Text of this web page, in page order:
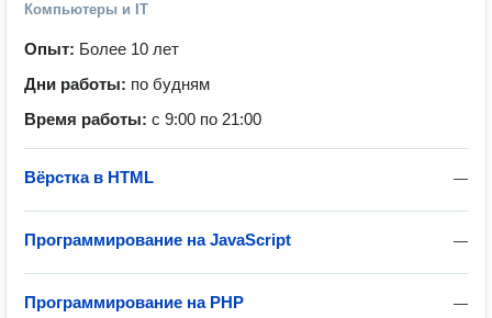
Компьютеры и IT
Опыт: Более 10 лет
Дни работы: по будням
Время работы: с 9:00 по 21:00
—
Вёрстка в HTML
—
Программирование на JavaScript
—
Программирование на PHP